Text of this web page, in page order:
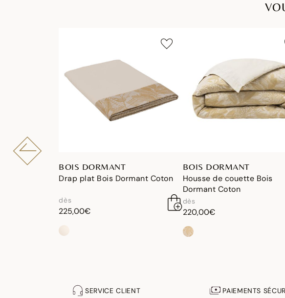
BOIS DORMANT
Drap plat Bois Dormant Coton
dès
225,00€
BOIS DORMANT
Housse de couette Bois
Dormant Coton
dès
220,00€
SERVICE CLIENT PAIEMENTS